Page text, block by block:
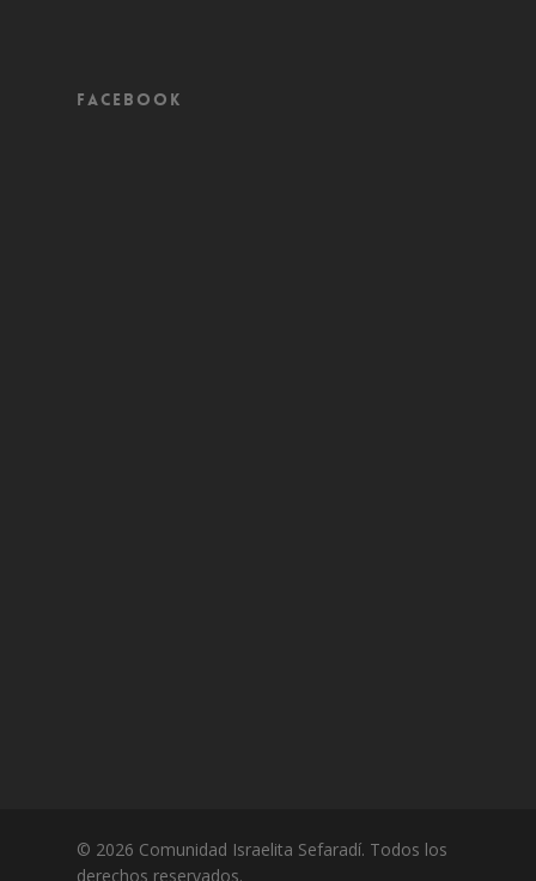
Facebook
© 2026 Comunidad Israelita Sefaradí. Todos los
derechos reservados.